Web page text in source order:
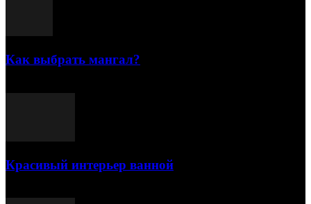
Как выбрать мангал?
Красивый интерьер ванной